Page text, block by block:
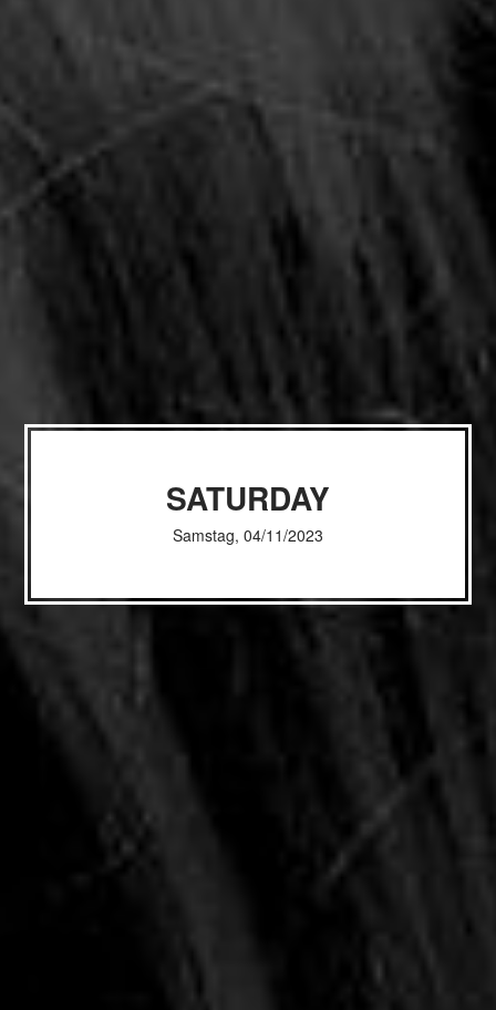
SATURDAY
Samstag, 04/11/2023